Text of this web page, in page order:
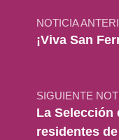
NOTICIA
¡Viva San
SIGUIENTE
La Selección
residentes